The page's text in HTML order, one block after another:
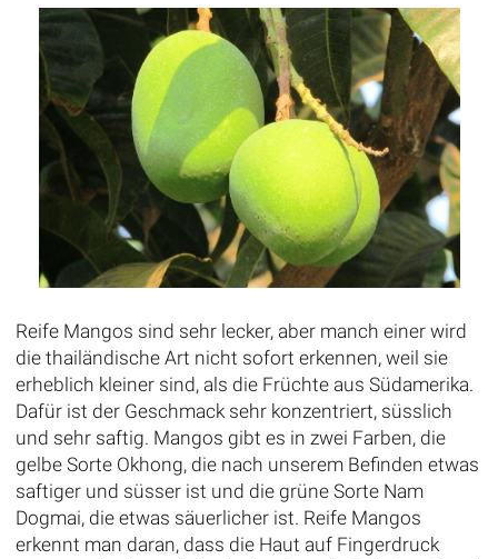
Reife Mangos sind sehr lecker, aber manch einer wird
die thailändische Art nicht sofort erkennen, weil sie
erheblich kleiner sind, als die Früchte aus Südamerika.
Dafür ist der Geschmack sehr konzentriert, süsslich
und sehr saftig. Mangos gibt es in zwei Farben, die
gelbe Sorte Okhong, die nach unserem Befinden etwas
saftiger und süsser ist und die grüne Sorte Nam
Dogmai, die etwas säuerlicher ist. Reife Mangos
erkennt man daran, dass die Haut auf Fingerdruck